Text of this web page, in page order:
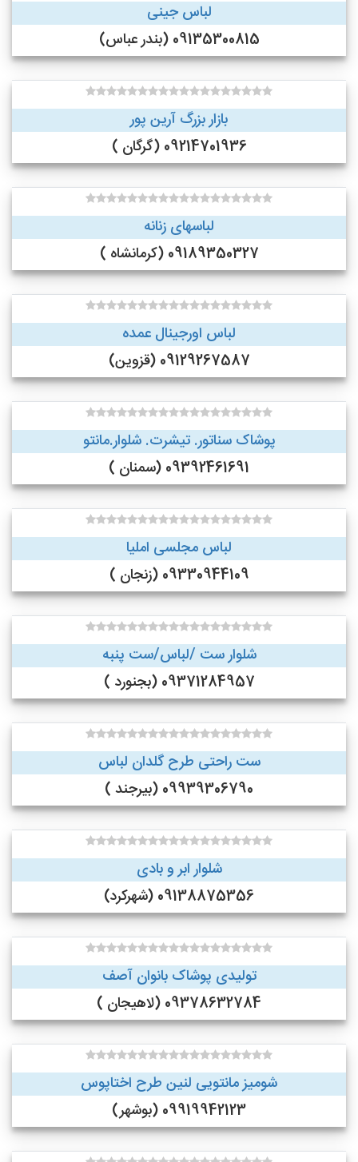
لباس جینی
09135300815 (بندر عباس)
بازار بزرگ آرین پور
09214701936 (گرگان )
لباسهای زنانه
09189350327 (کرمانشاه )
لباس اورجینال عمده
09129267587 (قزوین)
پوشاک سناتور. تیشرت. شلوار.مانتو
09392461691 (سمنان )
لباس مجلسی املیا
09330944109 (زنجان )
شلوار ست /لباس/ست پنبه
09371284957 (بجنورد )
ست راحتی طرح گلدان لباس
09939306790 (بیرجند )
شلوار ابر و بادی
09138875356 (شهرکرد)
تولیدی پوشاک بانوان آصف
09378632784 (لاهیجان )
شومیز مانتویی لنین طرح اختاپوس
09919942123 (بوشهر)